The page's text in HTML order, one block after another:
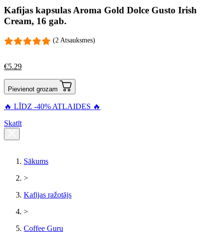
Kafijas kapsulas Aroma Gold Dolce Gusto Irish
Cream, 16 gab.
(2 Atsauksmes)
€5.29
Pievienot grozam
🔥 LĪDZ -40% ATLAIDES 🔥
Skatīt
Sākums
>
Kafijas ražotājs
>
Coffee Guru